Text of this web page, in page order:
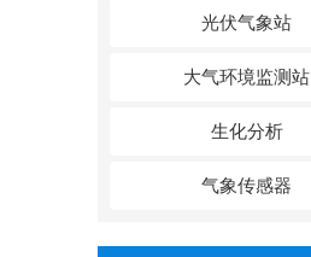
光伏气象站
大气环境监测站
生化分析
气象传感器